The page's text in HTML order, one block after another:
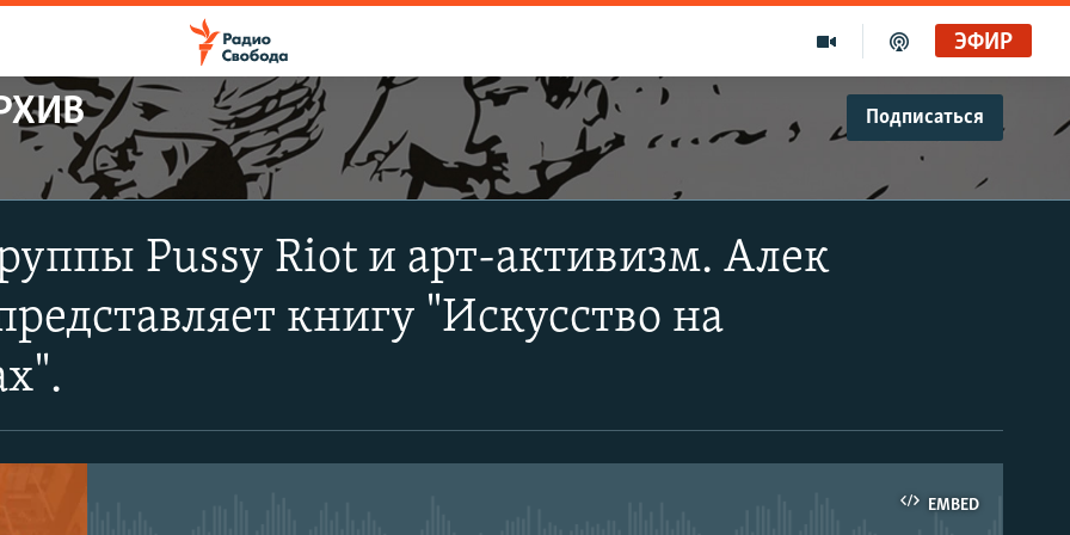
ЭФИР
Подписаться
Apple Podcasts
Подписаться
Pussy Riot и арт-активизм. Алек
книгу "Искусство на
EMBED